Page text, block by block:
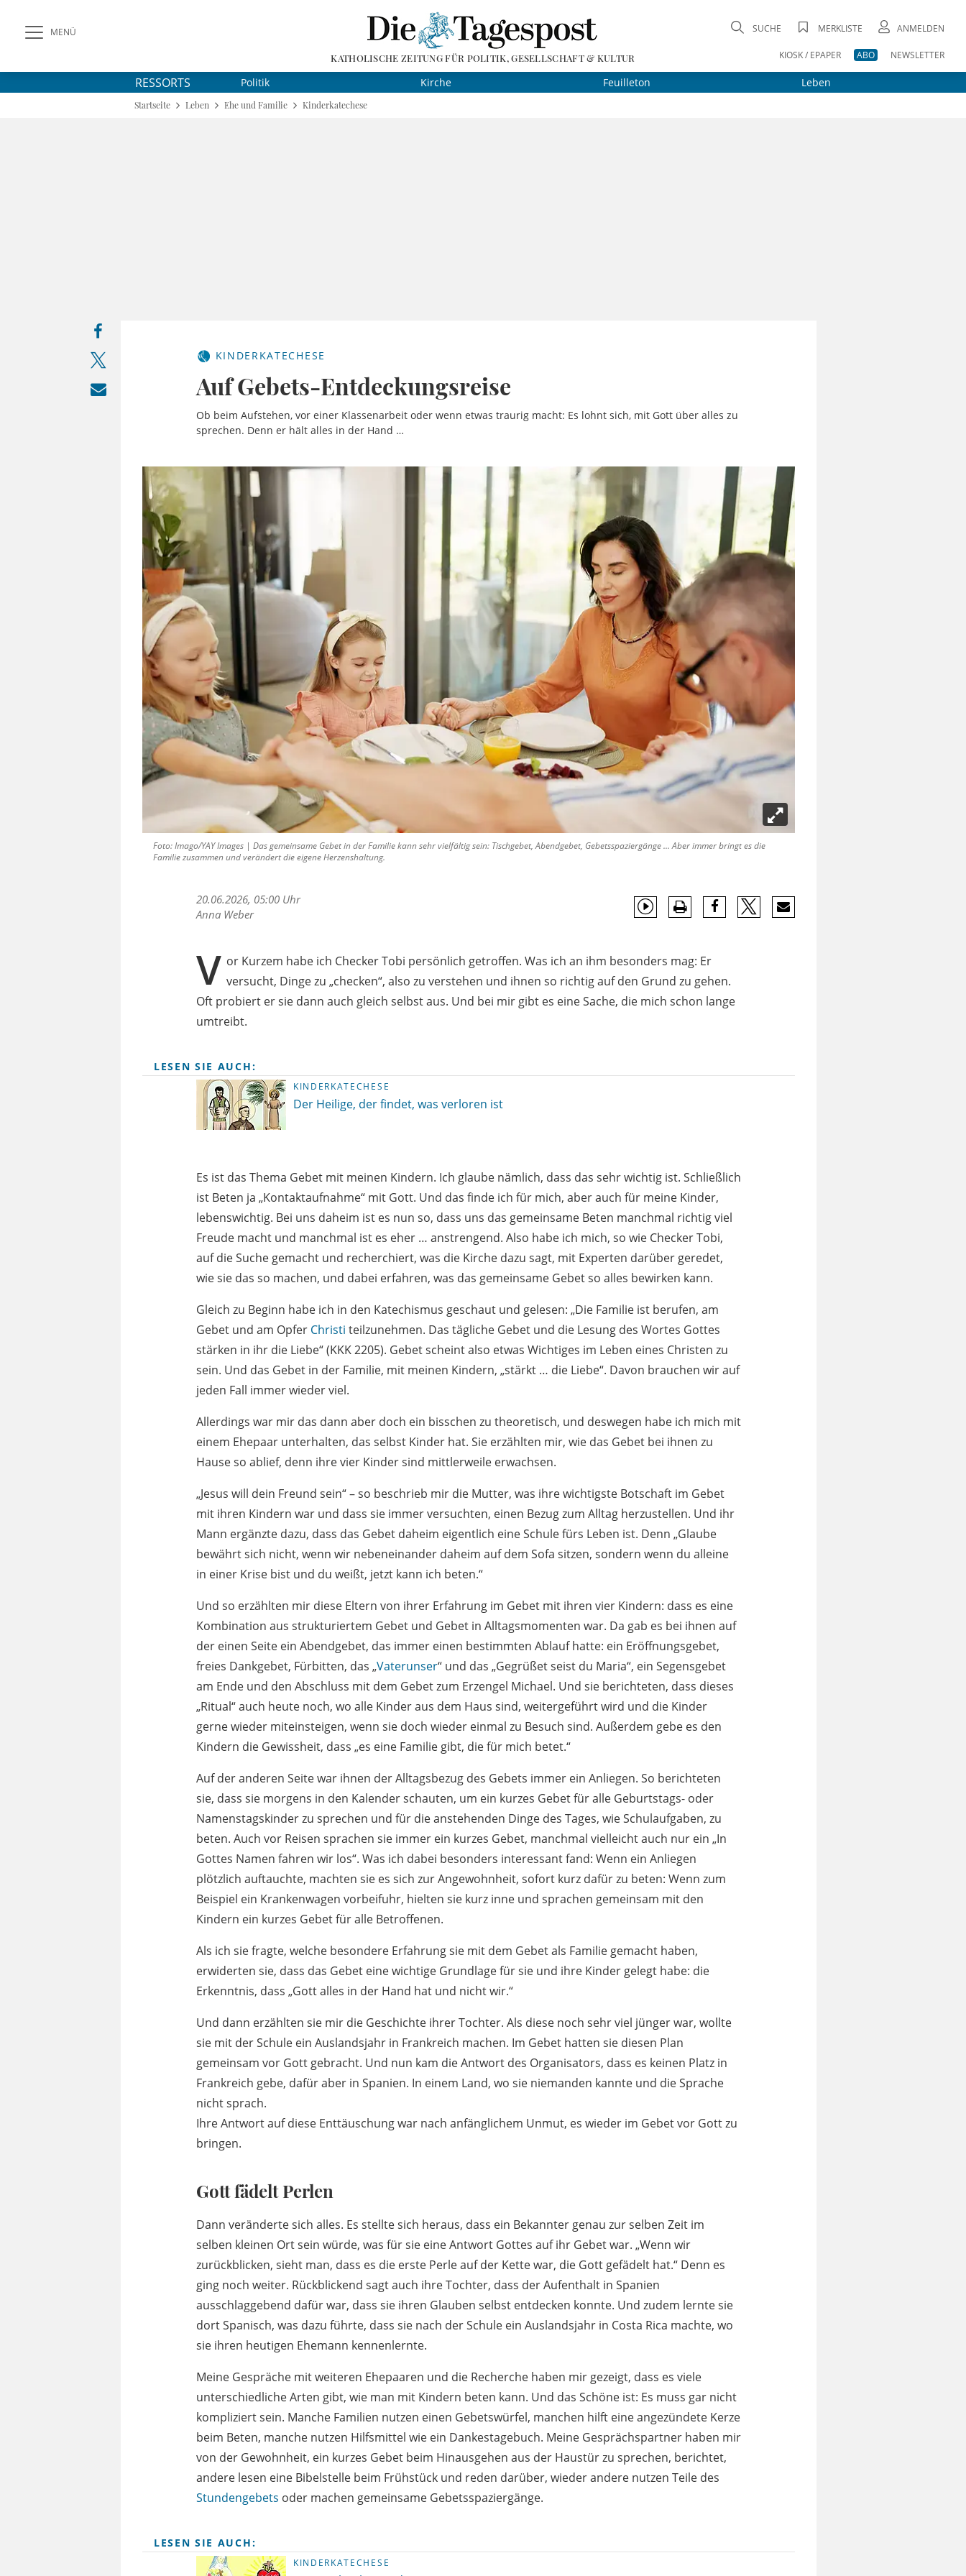
MENÜ
KATHOLISCHE ZEITUNG FÜR POLITIK, GESELLSCHAFT & KULTUR
SUCHE MERKLISTE ANMELDEN
KIOSK / EPAPER ABO NEWSLETTER
RESSORTS Politik Kirche Feuilleton Leben
Startseite Leben Ehe und Familie Kinderkatechese
KINDERKATECHESE
Auf Gebets-Entdeckungsreise
Ob beim Aufstehen, vor einer Klassenarbeit oder wenn etwas traurig macht: Es lohnt sich, mit Gott über alles zu
sprechen. Denn er hält alles in der Hand …
Foto: Imago/YAY Images | Das gemeinsame Gebet in der Familie kann sehr vielfältig sein: Tischgebet, Abendgebet, Gebetsspaziergänge ... Aber immer bringt es die
Familie zusammen und verändert die eigene Herzenshaltung.
20.06.2026, 05:00 Uhr
Anna Weber
V or Kurzem habe ich Checker Tobi persönlich getroffen. Was ich an ihm besonders mag: Er
versucht, Dinge zu „checken“, also zu verstehen und ihnen so richtig auf den Grund zu gehen.
Oft probiert er sie dann auch gleich selbst aus. Und bei mir gibt es eine Sache, die mich schon lange
umtreibt.
LESEN SIE AUCH:
KINDERKATECHESE
Der Heilige, der findet, was verloren ist
Es ist das Thema Gebet mit meinen Kindern. Ich glaube nämlich, dass das sehr wichtig ist. Schließlich
ist Beten ja „Kontaktaufnahme“ mit Gott. Und das finde ich für mich, aber auch für meine Kinder,
lebenswichtig. Bei uns daheim ist es nun so, dass uns das gemeinsame Beten manchmal richtig viel
Freude macht und manchmal ist es eher … anstrengend. Also habe ich mich, so wie Checker Tobi,
auf die Suche gemacht und recherchiert, was die Kirche dazu sagt, mit Experten darüber geredet,
wie sie das so machen, und dabei erfahren, was das gemeinsame Gebet so alles bewirken kann.
Gleich zu Beginn habe ich in den Katechismus geschaut und gelesen: „Die Familie ist berufen, am
Gebet und am Opfer Christi teilzunehmen. Das tägliche Gebet und die Lesung des Wortes Gottes
stärken in ihr die Liebe“ (KKK 2205). Gebet scheint also etwas Wichtiges im Leben eines Christen zu
sein. Und das Gebet in der Familie, mit meinen Kindern, „stärkt … die Liebe“. Davon brauchen wir auf
jeden Fall immer wieder viel.
Allerdings war mir das dann aber doch ein bisschen zu theoretisch, und deswegen habe ich mich mit
einem Ehepaar unterhalten, das selbst Kinder hat. Sie erzählten mir, wie das Gebet bei ihnen zu
Hause so ablief, denn ihre vier Kinder sind mittlerweile erwachsen.
„Jesus will dein Freund sein“ – so beschrieb mir die Mutter, was ihre wichtigste Botschaft im Gebet
mit ihren Kindern war und dass sie immer versuchten, einen Bezug zum Alltag herzustellen. Und ihr
Mann ergänzte dazu, dass das Gebet daheim eigentlich eine Schule fürs Leben ist. Denn „Glaube
bewährt sich nicht, wenn wir nebeneinander daheim auf dem Sofa sitzen, sondern wenn du alleine
in einer Krise bist und du weißt, jetzt kann ich beten.“
Und so erzählten mir diese Eltern von ihrer Erfahrung im Gebet mit ihren vier Kindern: dass es eine
Kombination aus strukturiertem Gebet und Gebet in Alltagsmomenten war. Da gab es bei ihnen auf
der einen Seite ein Abendgebet, das immer einen bestimmten Ablauf hatte: ein Eröffnungsgebet,
freies Dankgebet, Fürbitten, das „Vaterunser“ und das „Gegrüßet seist du Maria“, ein Segensgebet
am Ende und den Abschluss mit dem Gebet zum Erzengel Michael. Und sie berichteten, dass dieses
„Ritual“ auch heute noch, wo alle Kinder aus dem Haus sind, weitergeführt wird und die Kinder
gerne wieder miteinsteigen, wenn sie doch wieder einmal zu Besuch sind. Außerdem gebe es den
Kindern die Gewissheit, dass „es eine Familie gibt, die für mich betet.“
Auf der anderen Seite war ihnen der Alltagsbezug des Gebets immer ein Anliegen. So berichteten
sie, dass sie morgens in den Kalender schauten, um ein kurzes Gebet für alle Geburtstags- oder
Namenstagskinder zu sprechen und für die anstehenden Dinge des Tages, wie Schulaufgaben, zu
beten. Auch vor Reisen sprachen sie immer ein kurzes Gebet, manchmal vielleicht auch nur ein „In
Gottes Namen fahren wir los“. Was ich dabei besonders interessant fand: Wenn ein Anliegen
plötzlich auftauchte, machten sie es sich zur Angewohnheit, sofort kurz dafür zu beten: Wenn zum
Beispiel ein Krankenwagen vorbeifuhr, hielten sie kurz inne und sprachen gemeinsam mit den
Kindern ein kurzes Gebet für alle Betroffenen.
Als ich sie fragte, welche besondere Erfahrung sie mit dem Gebet als Familie gemacht haben,
erwiderten sie, dass das Gebet eine wichtige Grundlage für sie und ihre Kinder gelegt habe: die
Erkenntnis, dass „Gott alles in der Hand hat und nicht wir.“
Und dann erzählten sie mir die Geschichte ihrer Tochter. Als diese noch sehr viel jünger war, wollte
sie mit der Schule ein Auslandsjahr in Frankreich machen. Im Gebet hatten sie diesen Plan
gemeinsam vor Gott gebracht. Und nun kam die Antwort des Organisators, dass es keinen Platz in
Frankreich gebe, dafür aber in Spanien. In einem Land, wo sie niemanden kannte und die Sprache
nicht sprach.
Ihre Antwort auf diese Enttäuschung war nach anfänglichem Unmut, es wieder im Gebet vor Gott zu
bringen.
Gott fädelt Perlen
Dann veränderte sich alles. Es stellte sich heraus, dass ein Bekannter genau zur selben Zeit im
selben kleinen Ort sein würde, was für sie eine Antwort Gottes auf ihr Gebet war. „Wenn wir
zurückblicken, sieht man, dass es die erste Perle auf der Kette war, die Gott gefädelt hat.“ Denn es
ging noch weiter. Rückblickend sagt auch ihre Tochter, dass der Aufenthalt in Spanien
ausschlaggebend dafür war, dass sie ihren Glauben selbst entdecken konnte. Und zudem lernte sie
dort Spanisch, was dazu führte, dass sie nach der Schule ein Auslandsjahr in Costa Rica machte, wo
sie ihren heutigen Ehemann kennenlernte.
Meine Gespräche mit weiteren Ehepaaren und die Recherche haben mir gezeigt, dass es viele
unterschiedliche Arten gibt, wie man mit Kindern beten kann. Und das Schöne ist: Es muss gar nicht
kompliziert sein. Manche Familien nutzen einen Gebetswürfel, manchen hilft eine angezündete Kerze
beim Beten, manche nutzen Hilfsmittel wie ein Dankestagebuch. Meine Gesprächspartner haben mir
von der Gewohnheit, ein kurzes Gebet beim Hinausgehen aus der Haustür zu sprechen, berichtet,
andere lesen eine Bibelstelle beim Frühstück und reden darüber, wieder andere nutzen Teile des
Stundengebets oder machen gemeinsame Gebetsspaziergänge.
LESEN SIE AUCH:
KINDERKATECHESE